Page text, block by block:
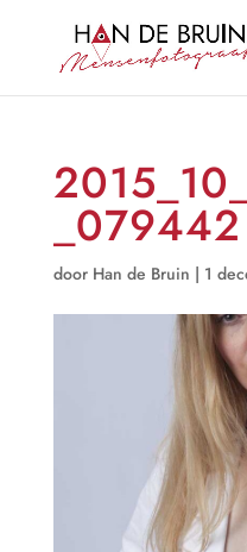
_079442
door Han de Bruin | 1